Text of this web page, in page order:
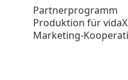
Partnerprogramm
Produktion für
Marketing-